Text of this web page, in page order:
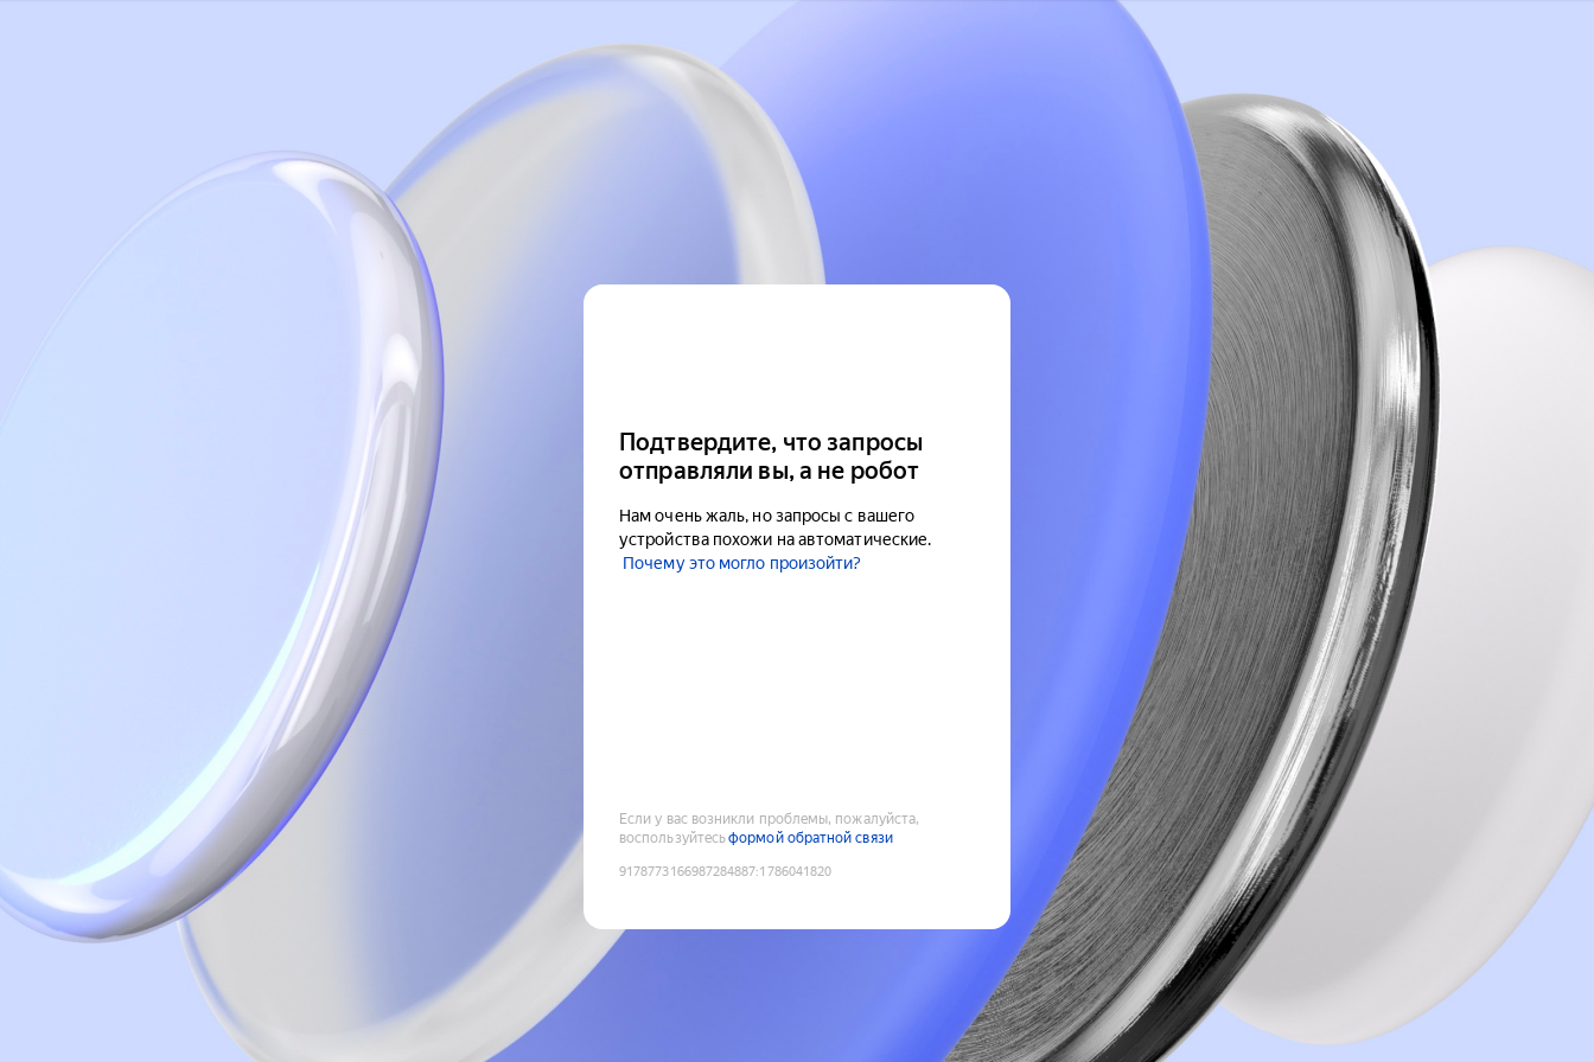
Подтвердите, что запросы
отправляли вы, а не робот
Нам очень жаль, но запросы с вашего
устройства похожи на автоматические.
Почему это могло произойти?
Если у вас возникли проблемы, пожалуйста,
воспользуйтесьформой обратной связи
9178773166987284887:1786041820